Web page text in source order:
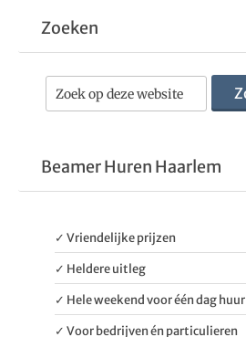
Zoeken
Beamer Huren Haarlem
✓ Vriendelijke prijzen
✓ Heldere uitleg
✓ Hele weekend voor één dag huur
✓ Voor bedrijven én particulieren